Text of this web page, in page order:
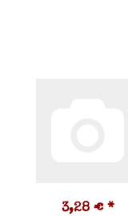
3,28 € *